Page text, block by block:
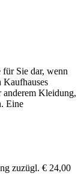
Sie dar, wenn
Kaufhauses
anderem Kleidung,
Eine
zuzügl. € 24,00